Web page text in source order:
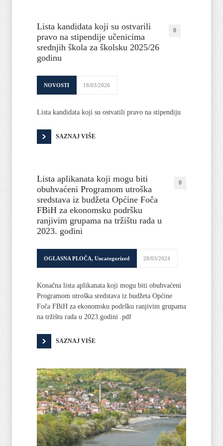
Lista kandidata koji su ostvarili
pravo na stipendije učenicima
srednjih škola za školsku 2025/26
godinu
0
NOVOSTI 18/03/2026
Lista kandidata koji su ostvatili pravo na stipendiju
SAZNAJ VIŠE
Lista aplikanata koji mogu biti
obuhvaćeni Programom utroška
sredstava iz budžeta Općine Foča
FBiH za ekonomsku podršku
ranjivim grupama na tržištu rada u
2023. godini
0
OGLASNA PLOČA, Uncategorized 28/03/2024
Konačna lista aplikanata koji mogu biti obuhvaćeni
Programom utroška sredstava iz budžeta Općine
Foča FBiH za ekonomsku podršku ranjivim grupama
na tržištu rada u 2023.godini .pdf
SAZNAJ VIŠE